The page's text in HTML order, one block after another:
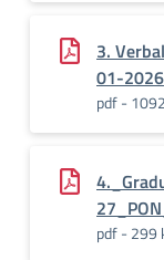
3.
01-2026
pdf -
pdf - 299